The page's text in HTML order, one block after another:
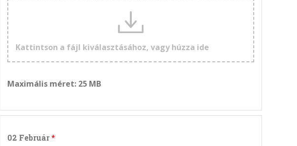
Kattintson a fájl kiválasztásához, vagy húzza ide
Maximális méret: 25 MB
02 Február